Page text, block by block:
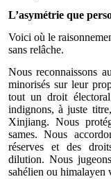
L’asymétrie que
Voici où le
sans relâche.
Nous reconnaissons
minorisés sur leur
tout un droit
indignons, à juste
Xinjiang. Nous
sames. Nous
réserves et des
dilution. Nous
sahélien ou himalayen